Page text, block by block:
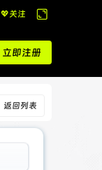
💖关注
换
到
宽
版
立即注册
返回列表